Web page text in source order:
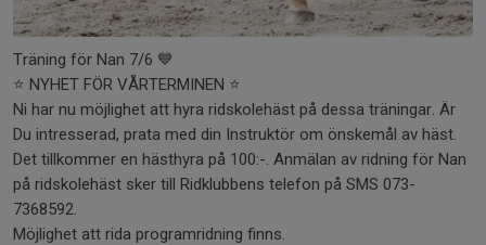
Träning för Nan 7/6 💙
⭐️ NYHET FÖR VÅRTERMINEN ⭐️
Ni har nu möjlighet att hyra ridskolehäst på dessa träningar. Är
Du intresserad, prata med din Instruktör om önskemål av häst.
Det tillkommer en hästhyra på 100:-. Anmälan av ridning för Nan
på ridskolehäst sker till Ridklubbens telefon på SMS 073-
7368592.
Möjlighet att rida programridning finns.